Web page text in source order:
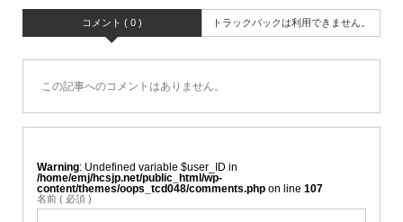
コメント ( 0 ) トラックバックは利用できません。
この記事へのコメントはありません。
Warning : Undefined variable $user_ID in
/home/emj/hcsjp.net/public_html/wp-
content/themes/oops_tcd048/comments.phpon line 107
名前 ( 必須 )